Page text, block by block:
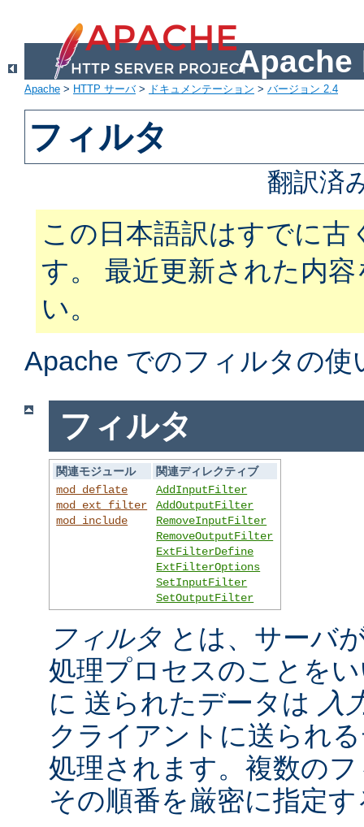
Apache
Apache > HTTP サーバ> ドキュメンテーション > バージョン 2.4
フィルタ
翻訳済
この日本語訳はすでに
す。 最近更新された内
い。
Apache でのフィルタの
フィルタ
関連モジュール
関連ディレクティブ
mod_deflate
mod_ext_filter
mod_include
AddInputFilter
AddOutputFilter
RemoveInputFilter
RemoveOutputFilter
ExtFilterDefine
ExtFilterOptions
SetInputFilter
SetOutputFilter
フィルタ とは、サーバ
処理プロセスのことを
に 送られたデータは 入
クライアントに送られ
処理されます。複数の
その順番を厳密に指定